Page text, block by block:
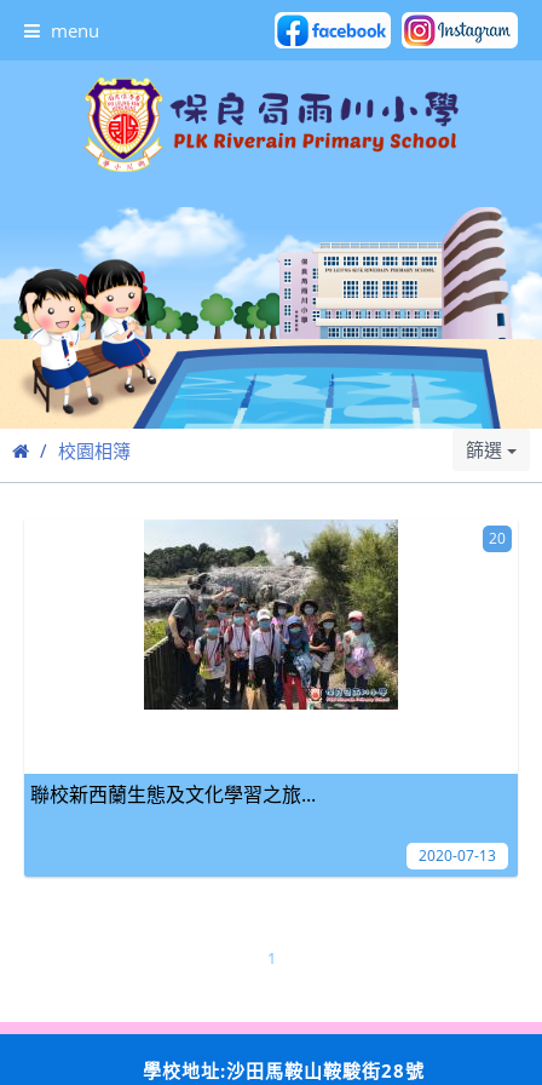
menu
校園相簿 篩選
聯校新西蘭生態及文化學習之旅...
20
2020-07-13
1
學校地址:沙田馬鞍山鞍駿街28號